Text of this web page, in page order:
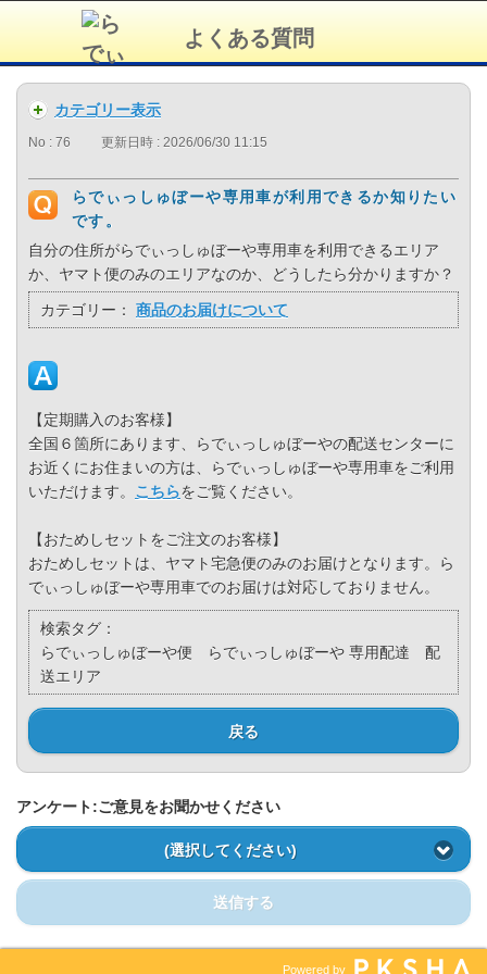
よくある質問
カテゴリー表示
No : 76 更新日時 : 2026/06/30 11:15
らでぃっしゅぼーや専用車が利用できるか知りたい
です。
自分の住所がらでぃっしゅぼーや専用車を利用できるエリア
か、ヤマト便のみのエリアなのか、どうしたら分かりますか？
カテゴリー： 商品のお届けについて
【定期購入のお客様】
全国６箇所にあります、らでぃっしゅぼーやの配送センターに
お近くにお住まいの方は、らでぃっしゅぼーや専用車をご利用
いただけます。 こちらをご覧ください。
【おためしセットをご注文のお客様】
おためしセットは、ヤマト宅急便のみのお届けとなります。ら
でぃっしゅぼーや専用車でのお届けは対応しておりません。
検索タグ：
らでぃっしゅぼーや便 らでぃっしゅぼーや 専用配達 配
送エリア
戻る
アンケート:ご意見をお聞かせください
(選択してください)
送信する
Powered by